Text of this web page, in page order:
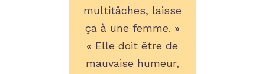
multitâches, laisse
ça à une femme. »
« Elle doit être de
mauvaise humeur,